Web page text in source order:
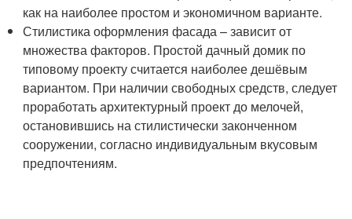
как на наиболее простом и экономичном варианте.
Стилистика оформления фасада – зависит от
множества факторов. Простой дачный домик по
типовому проекту считается наиболее дешёвым
вариантом. При наличии свободных средств, следует
проработать архитектурный проект до мелочей,
остановившись на стилистически законченном
сооружении, согласно индивидуальным вкусовым
предпочтениям.